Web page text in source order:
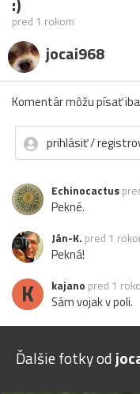
pred 1 rokom
jocai968
Komentár môžu písať
prihlásiť /
Echinocactus
Pekné.
Ján-K. pred 1
Pekná!
K kajano pred 1
Sám vojak v poli.
Ďalšie fotky od